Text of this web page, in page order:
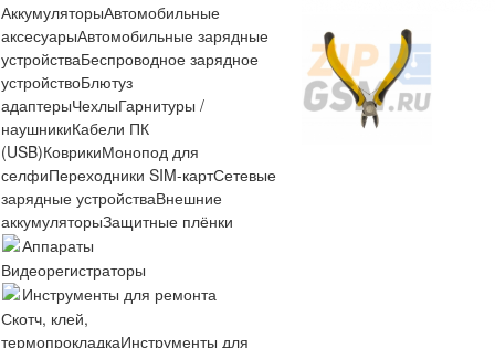
АккумуляторыАвтомобильные
аксесуарыАвтомобильные зарядные
устройстваБеспроводное зарядное
устройствоБлютуз
адаптерыЧехлыГарнитуры /
наушникиКабели ПК
(USB)КоврикиМонопод для
селфиПереходники SIM-картСетевые
зарядные устройстваВнешние
аккумуляторыЗащитные плёнки
Аппараты
Видеорегистраторы
Инструменты для ремонта
Скотч, клей,
термопрокладкаИнструменты для